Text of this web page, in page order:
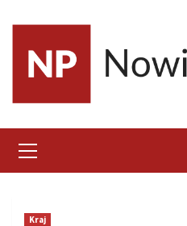
content
Menu
Kraj